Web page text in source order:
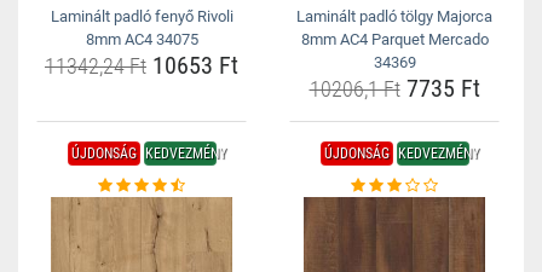
Laminált padló fenyő Rivoli
8mm AC4 34075
11342,24 Ft 10653 Ft
Laminált padló tölgy Majorca
8mm AC4 Parquet Mercado
34369
10206,1 Ft7735 Ft
ÚJDONSÁG KEDVEZMÉNY ÚJDONSÁG KEDVEZMÉNY